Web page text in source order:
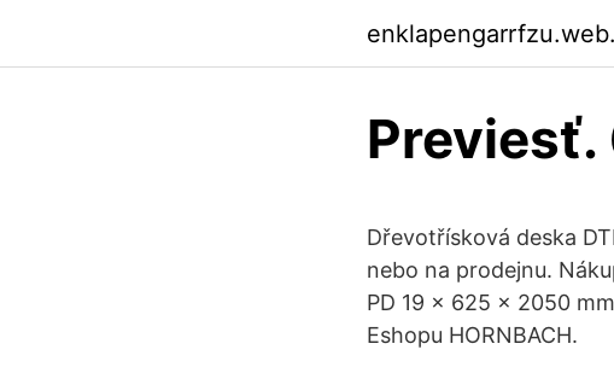
Previesť.
Dřevotřísková deska
nebo na prodejnu.
PD 19 x 625 x 2050
Eshopu HORNBACH.